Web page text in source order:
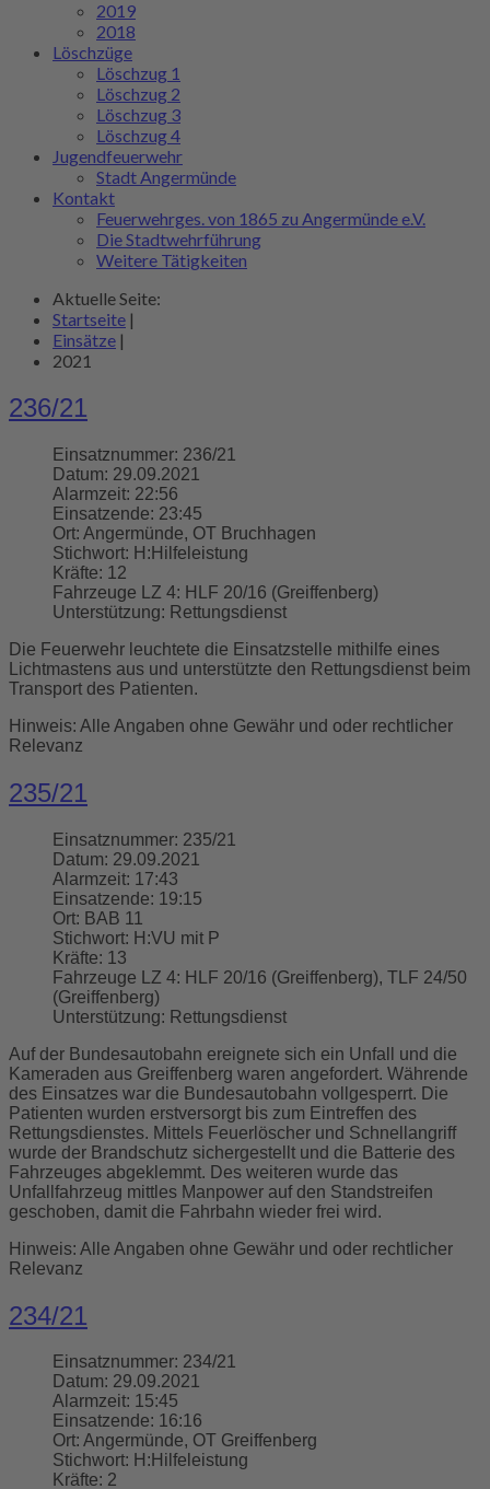
2019
2018
Löschzüge
Löschzug 1
Löschzug 2
Löschzug 3
Löschzug 4
Jugendfeuerwehr
Stadt Angermünde
Kontakt
Feuerwehrges. von 1865 zu Angermünde e.V.
Die Stadtwehrführung
Weitere Tätigkeiten
Aktuelle Seite:
Startseite |
Einsätze |
2021
236/21
Einsatznummer: 236/21
Datum: 29.09.2021
Alarmzeit: 22:56
Einsatzende: 23:45
Ort: Angermünde, OT Bruchhagen
Stichwort: H:Hilfeleistung
Kräfte: 12
Fahrzeuge LZ 4: HLF 20/16 (Greiffenberg)
Unterstützung: Rettungsdienst
Die Feuerwehr leuchtete die Einsatzstelle mithilfe eines
Lichtmastens aus und unterstützte den Rettungsdienst beim
Transport des Patienten.
Hinweis: Alle Angaben ohne Gewähr und oder rechtlicher
Relevanz
235/21
Einsatznummer: 235/21
Datum: 29.09.2021
Alarmzeit: 17:43
Einsatzende: 19:15
Ort: BAB 11
Stichwort: H:VU mit P
Kräfte: 13
Fahrzeuge LZ 4: HLF 20/16 (Greiffenberg), TLF 24/50
(Greiffenberg)
Unterstützung: Rettungsdienst
Auf der Bundesautobahn ereignete sich ein Unfall und die
Kameraden aus Greiffenberg waren angefordert. Währende
des Einsatzes war die Bundesautobahn vollgesperrt. Die
Patienten wurden erstversorgt bis zum Eintreffen des
Rettungsdienstes. Mittels Feuerlöscher und Schnellangriff
wurde der Brandschutz sichergestellt und die Batterie des
Fahrzeuges abgeklemmt. Des weiteren wurde das
Unfallfahrzeug mittles Manpower auf den Standstreifen
geschoben, damit die Fahrbahn wieder frei wird.
Hinweis: Alle Angaben ohne Gewähr und oder rechtlicher
Relevanz
234/21
Einsatznummer: 234/21
Datum: 29.09.2021
Alarmzeit: 15:45
Einsatzende: 16:16
Ort: Angermünde, OT Greiffenberg
Stichwort: H:Hilfeleistung
Kräfte: 2